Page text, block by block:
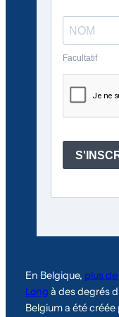
En Belgique, plus
Long à des degrés
Belgium a été